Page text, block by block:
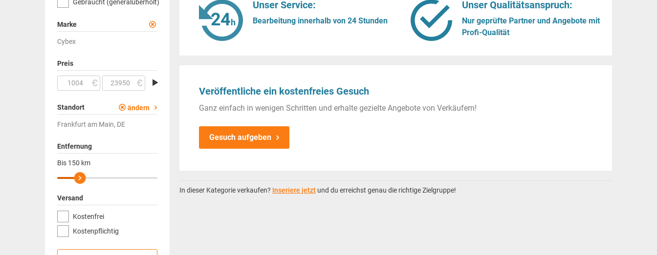
Gebraucht (generalüberholt)
Marke
Cybex
Preis
Standort ändern
Frankfurt am Main, DE
Entfernung
Bis 150 km
Versand
Kostenfrei
Kostenpflichtig
Unser Service:
Bearbeitung innerhalb von 24 Stunden
Unser Qualitätsanspruch:
Nur geprüfte Partner und Angebote mit
Profi-Qualität
Veröffentliche ein kostenfreies Gesuch
Ganz einfach in wenigen Schritten und erhalte gezielte Angebote von Verkäufern!
Gesuch aufgeben
In dieser Kategorie verkaufen? Inseriere jetzt und du erreichst genau die richtige Zielgruppe!